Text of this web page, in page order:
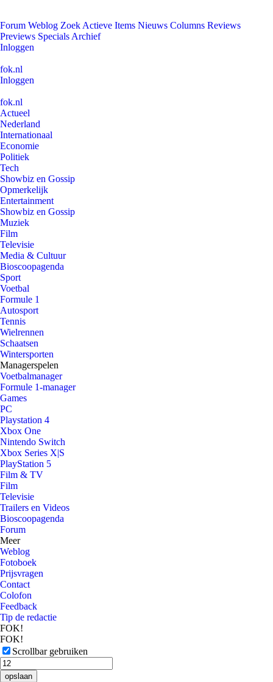
Forum Weblog Zoek Actieve Items Nieuws Columns Reviews
Previews Specials Archief
Inloggen
fok.nl
Inloggen
fok.nl
Actueel
Nederland
Internationaal
Economie
Politiek
Tech
Showbiz en Gossip
Opmerkelijk
Entertainment
Showbiz en Gossip
Muziek
Film
Televisie
Media & Cultuur
Bioscoopagenda
Sport
Voetbal
Formule 1
Autosport
Tennis
Wielrennen
Schaatsen
Wintersporten
Managerspelen
Voetbalmanager
Formule 1-manager
Games
PC
Playstation 4
Xbox One
Nintendo Switch
Xbox Series X|S
PlayStation 5
Film & TV
Film
Televisie
Trailers en Videos
Bioscoopagenda
Forum
Meer
Weblog
Fotoboek
Prijsvragen
Contact
Colofon
Feedback
Tip de redactie
FOK!
FOK!
Scrollbar gebruiken
opslaan